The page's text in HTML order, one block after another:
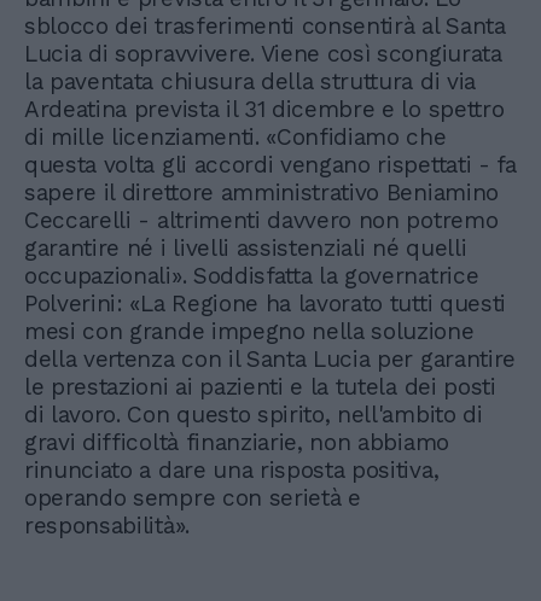
sblocco dei trasferimenti consentirà al Santa
Lucia di sopravvivere. Viene così scongiurata
la paventata chiusura della struttura di via
Ardeatina prevista il 31 dicembre e lo spettro
di mille licenziamenti. «Confidiamo che
questa volta gli accordi vengano rispettati - fa
sapere il direttore amministrativo Beniamino
Ceccarelli - altrimenti davvero non potremo
garantire né i livelli assistenziali né quelli
occupazionali». Soddisfatta la governatrice
Polverini: «La Regione ha lavorato tutti questi
mesi con grande impegno nella soluzione
della vertenza con il Santa Lucia per garantire
le prestazioni ai pazienti e la tutela dei posti
di lavoro. Con questo spirito, nell'ambito di
gravi difficoltà finanziarie, non abbiamo
rinunciato a dare una risposta positiva,
operando sempre con serietà e
responsabilità».